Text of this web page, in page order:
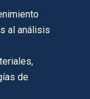
al análisis
de